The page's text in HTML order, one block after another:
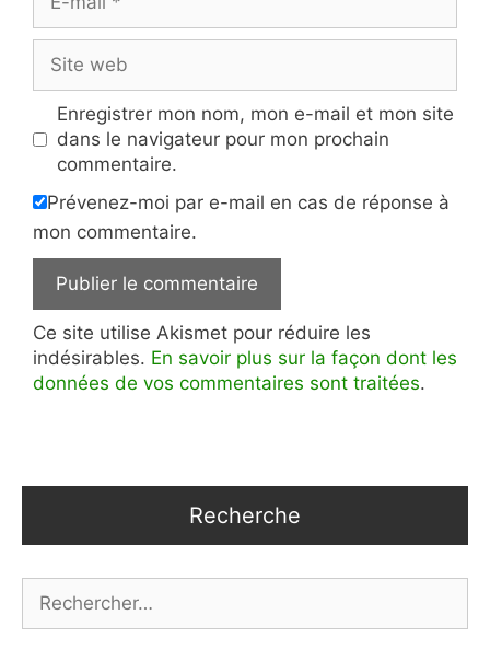
mail
web
Enregistrer mon nom, mon e-mail et mon site
dans le navigateur pour mon prochain
commentaire.
Prévenez-moi par e-mail en cas de réponse à
mon commentaire.
Ce site utilise Akismet pour réduire les
indésirables. En savoir plus sur la façon dont les
données de vos commentaires sont traitées.
Recherche